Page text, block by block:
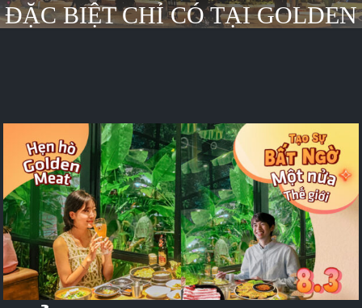
ĐẶC BIỆT CHỈ CÓ TẠI GOLDEN